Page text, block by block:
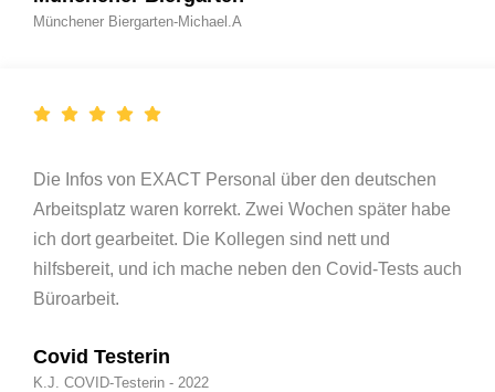
Münchener Biergarten-Michael.A
Die Infos von EXACT Personal über den deutschen
Arbeitsplatz waren korrekt. Zwei Wochen später habe
ich dort gearbeitet. Die Kollegen sind nett und
hilfsbereit, und ich mache neben den Covid-Tests auch
Büroarbeit.
Covid Testerin
K.J. COVID-Testerin - 2022